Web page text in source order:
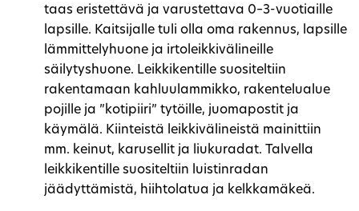
taas eristettävä ja varustettava 0–3-vuotiaille
lapsille. Kaitsijalle tuli olla oma rakennus, lapsille
lämmittelyhuone ja irtoleikkivälineille
säilytyshuone. Leikkikentille suositeltiin
rakentamaan kahluulammikko, rakentelualue
pojille ja ”kotipiiri” tytöille, juomapostit ja
käymälä. Kiinteistä leikkivälineistä mainittiin
mm. keinut, karusellit ja liukuradat. Talvella
leikkikentille suositeltiin luistinradan
jäädyttämistä, hiihtolatua ja kelkkamäkeä.